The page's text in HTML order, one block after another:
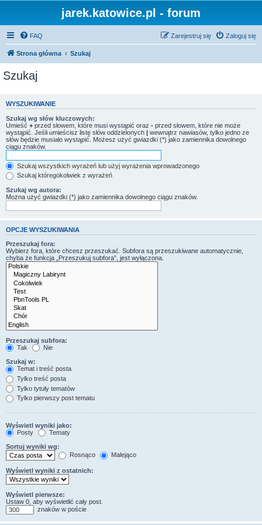
jarek.katowice.pl - forum
FAQ Zaloguj się
Zarejestruj się
Strona główna Szukaj
Szukaj
WYSZUKIWANIE
Szukaj wg słów kluczowych:
Umieść + przed słowem, które musi wystąpić oraz - przed słowem, które nie może
wystąpić. Jeśli umieścisz listę słów oddzielonych | wewnątrz nawiasów, tylko jedno ze
słów będzie musiało wystąpić. Możesz użyć gwiazdki (*) jako zamiennika dowolnego
ciągu znaków.
Szukaj wszystkich wyrażeń lub użyj wyrażenia wprowadzonego
Szukaj któregokolwiek z wyrażeń
Szukaj wg autora:
Można użyć gwiazdki (*) jako zamiennika dowolnego ciągu znaków.
OPCJE WYSZUKIWANIA
Przeszukaj fora:
Wybierz fora, które chcesz przeszukać. Subfora są przeszukiwane automatycznie,
chyba że funkcja „Przeszukuj subfora”, jest wyłączona.
Przeszukaj subfora:
Tak
Nie
Szukaj w:
Temat i treść posta
Tylko treść posta
Tylko tytuły tematów
Tylko pierwszy post tematu
Wyświetl wyniki jako:
Posty
Tematy
Sortuj wyniki wg:
Rosnąco
Malejąco
Wyświetl wyniki z ostatnich:
Wyświetl pierwsze:
Ustaw 0, aby wyświetlić cały post.
znaków w poście